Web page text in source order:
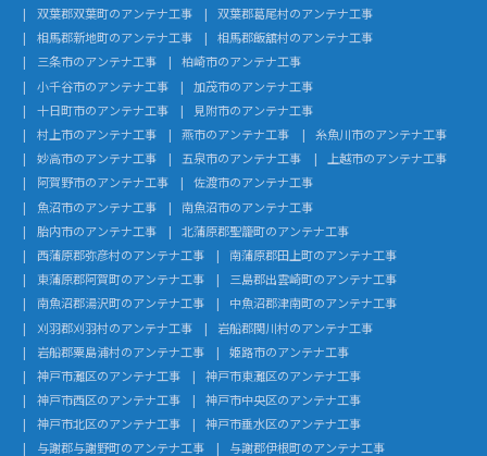
双葉郡双葉町のアンテナ工事
双葉郡葛尾村のアンテナ工事
相馬郡新地町のアンテナ工事
相馬郡飯舘村のアンテナ工事
三条市のアンテナ工事
柏崎市のアンテナ工事
小千谷市のアンテナ工事
加茂市のアンテナ工事
十日町市のアンテナ工事
見附市のアンテナ工事
村上市のアンテナ工事
燕市のアンテナ工事
糸魚川市のアンテナ工事
妙高市のアンテナ工事
五泉市のアンテナ工事
上越市のアンテナ工事
阿賀野市のアンテナ工事
佐渡市のアンテナ工事
魚沼市のアンテナ工事
南魚沼市のアンテナ工事
胎内市のアンテナ工事
北蒲原郡聖籠町のアンテナ工事
西蒲原郡弥彦村のアンテナ工事
南蒲原郡田上町のアンテナ工事
東蒲原郡阿賀町のアンテナ工事
三島郡出雲崎町のアンテナ工事
南魚沼郡湯沢町のアンテナ工事
中魚沼郡津南町のアンテナ工事
刈羽郡刈羽村のアンテナ工事
岩船郡関川村のアンテナ工事
岩船郡粟島浦村のアンテナ工事
姫路市のアンテナ工事
神戸市灘区のアンテナ工事
神戸市東灘区のアンテナ工事
神戸市西区のアンテナ工事
神戸市中央区のアンテナ工事
神戸市北区のアンテナ工事
神戸市垂水区のアンテナ工事
与謝郡与謝野町のアンテナ工事
与謝郡伊根町のアンテナ工事